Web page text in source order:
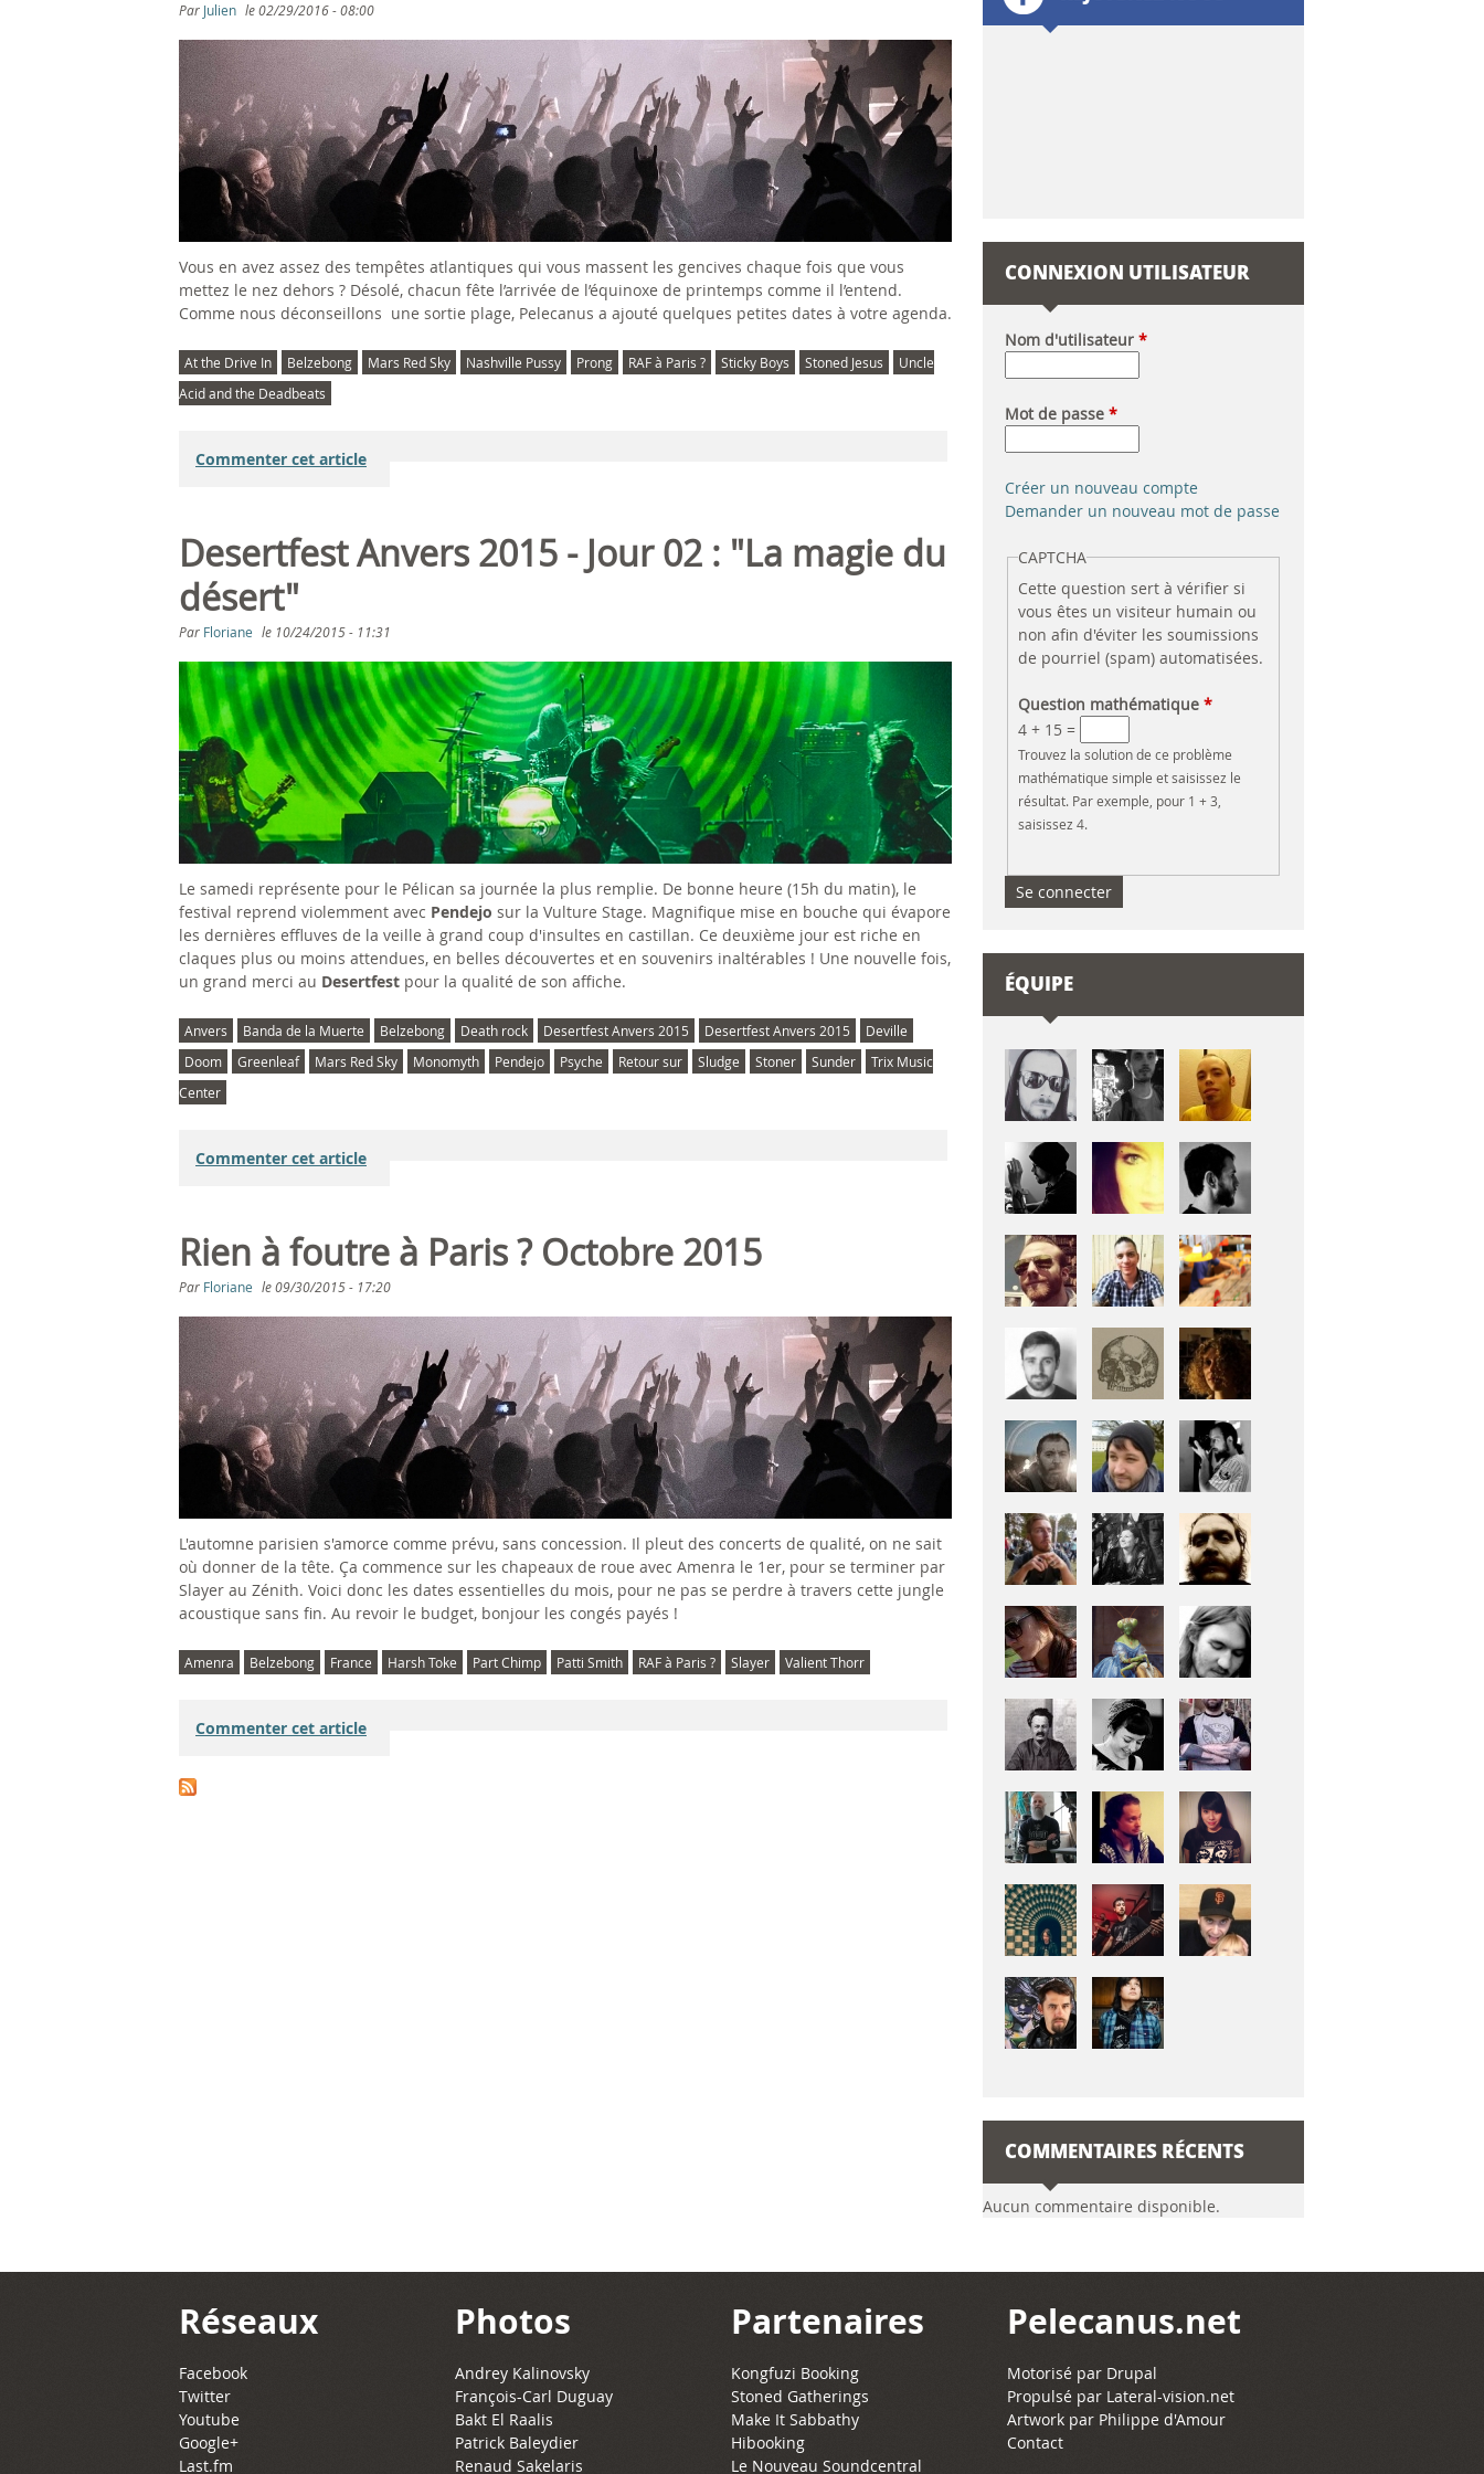
l
d
e
r
e
c
h
e
r
c
h
e
ê
t
e
i
c
i
Par Julien le02/29/2016 - 08:00
Vous en avez assez des tempêtes atlantiques qui vous massent les gencives chaque fois que vous
mettez le nez dehors ? Désolé, chacun fête l’arrivée de l’équinoxe de printemps comme il l’entend.
Comme nous déconseillons une sortie plage, Pelecanus a ajouté quelques petites dates à votre agenda.
At the Drive In Belzebong Mars Red Sky Nashville Pussy Prong RAF à Paris ? Sticky Boys Stoned Jesus
Uncle
Acid and the Deadbeats
Commenter cet article
Desertfest Anvers 2015 - Jour 02 : "La magie du
désert"
Par Floriane le 10/24/2015 - 11:31
Le samedi représente pour le Pélican sa journée la plus remplie. De bonne heure (15h du matin), le
festival reprend violemment avec Pendejo sur la Vulture Stage. Magnifique mise en bouche qui évapore
les dernières effluves de la veille à grand coup d'insultes en castillan. Ce deuxième jour est riche en
claques plus ou moins attendues, en belles découvertes et en souvenirs inaltérables ! Une nouvelle fois,
un grand merci au Desertfest pour la qualité de son affiche.
Anvers Banda de la Muerte Belzebong Death rock Desertfest Anvers 2015 Desertfest Anvers 2015
Deville
Doom
Greenleaf Mars Red Sky Monomyth Pendejo Psyche Retour sur Sludge Stoner Sunder
Trix Music
Center
Commenter cet article
Rien à foutre à Paris ? Octobre 2015
Par Floriane le09/30/2015 - 17:20
L'automne parisien s'amorce comme prévu, sans concession. Il pleut des concerts de qualité, on ne sait
où donner de la tête. Ça commence sur les chapeaux de roue avec Amenra le 1er, pour se terminer par
Slayer au Zénith. Voici donc les dates essentielles du mois, pour ne pas se perdre à travers cette jungle
acoustique sans fin. Au revoir le budget, bonjour les congés payés !
Amenra Belzebong France Harsh Toke Part Chimp Patti Smith RAF à Paris ? Slayer Valient Thorr
Commenter cet article
CONNEXION UTILISATEUR
Nom d'utilisateur*
Mot de passe*
Créer un nouveau compte
Demander un nouveau mot de passe
CAPTCHA
Cette question sert à vérifier si
vous êtes un visiteur humain ou
non afin d'éviter les soumissions
de pourriel (spam) automatisées.
Question mathématique*
4 + 15 =
Trouvez la solution de ce problème
mathématique simple et saisissez le
résultat. Par exemple, pour 1 + 3,
saisissez 4.
ÉQUIPE
COMMENTAIRES RÉCENTS
Aucun commentaire disponible.
Réseaux
Facebook
Twitter
Youtube
Google+
Last.fm
Photos
Andrey Kalinovsky
François-Carl Duguay
Bakt El Raalis
Patrick Baleydier
Renaud Sakelaris
Partenaires
Kongfuzi Booking
Stoned Gatherings
Make It Sabbathy
Hibooking
Le Nouveau Soundcentral
Pelecanus.net
Motorisé par Drupal
Propulsé par Lateral-vision.net
Artwork par Philippe d'Amour
Contact